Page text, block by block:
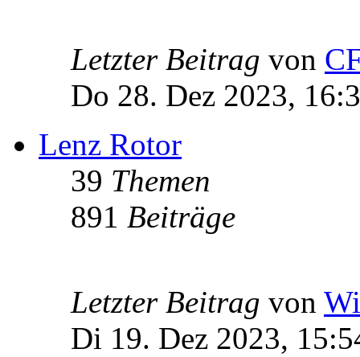
Letzter Beitrag von
Do 28. Dez 2023,
Lenz Rotor
39 Themen
891 Beiträge
Letzter Beitrag von
Di 19. Dez 2023,